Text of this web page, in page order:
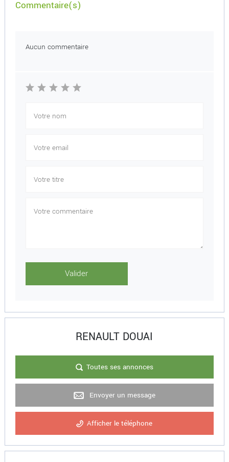
Commentaire(s)
Aucun commentaire
RENAULT DOUAI
Toutes ses annonces
Envoyer un message
Afficher le téléphone